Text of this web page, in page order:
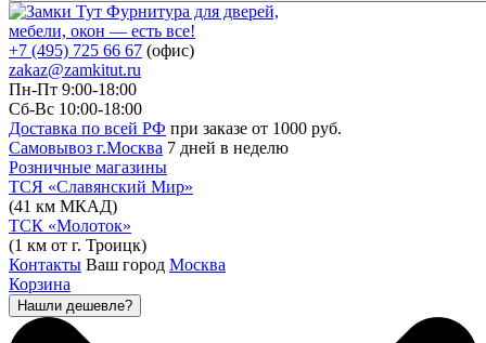
Фурнитура для дверей,
мебели, окон — есть все!
+7 (495) 725 66 67 (офис)
zakaz@zamkitut.ru
Пн-Пт 9:00-18:00
Сб-Вс 10:00-18:00
Доставка по всей РФ при заказе от 1000 руб.
Самовывоз г.Москва 7 дней в неделю
Розничные магазины
ТСЯ «Славянский Мир»
(41 км МКАД)
ТСК «Молоток»
(1 км от г. Троицк)
Контакты Ваш город Москва
Корзина
Нашли дешевле?